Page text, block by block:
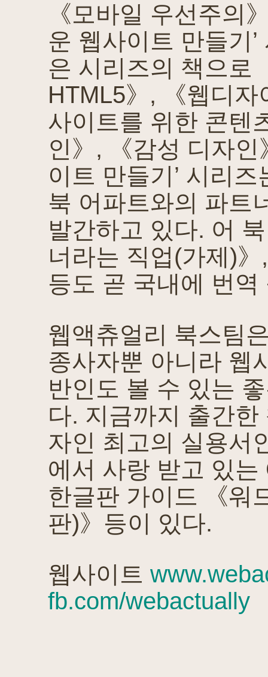
《모바일 우선주의
운 웹사이트 만들기
은 시리즈의 책으로
HTML5》, 《웹디
사이트를 위한 콘텐
인》, 《감성 디자인
이트 만들기’ 시리
북 어파트와의 파트
발간하고 있다. 어
너라는 직업(가제)
등도 곧 국내에 번
웹액츄얼리 북스팀
종사자뿐 아니라 웹
반인도 볼 수 있는
다. 지금까지 출간
자인 최고의 실용서
에서 사랑 받고 있
한글판 가이드 《워
판)》등이 있다.
웹사이트
fb.com/webactually